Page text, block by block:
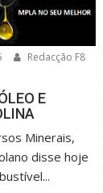
Redacção F8
E
Minerais,
disse hoje